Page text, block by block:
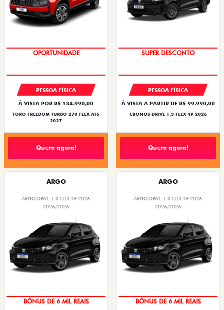
OPORTUNIDADE
PESSOA FÍSICA
À VISTA POR R$ 134.990,00
TORO FREEDOM TURBO 270 FLEX AT6
2027
Quero agora!
SUPER DESCONTO
PESSOA FÍSICA
À VISTA A PARTIR DE R$ 99.990,00
CRONOS DRIVE 1.3 FLEX 4P 2026
Quero agora!
ARGO
ARGO DRIVE 1.0 FLEX 4P 2026
2026/2026
BÔNUS DE 6 MIL REAIS
ARGO
ARGO DRIVE 1.0 FLEX 4P 2026
2026/2026
BÔNUS DE 6 MIL REAIS